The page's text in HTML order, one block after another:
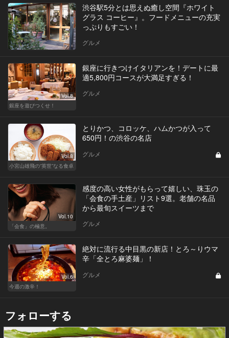
渋谷駅5分とは思えぬ癒し空間『ホワイト
グラス コーヒー』。フードメニューの充実
っぷりもすごい！
グルメ
Vol.8
銀座を遊びつくせ！
銀座に行きつけイタリアンを！デートに最
適5,800円コースが大満足すぎる！
グルメ
Vol.8
小宮山雄飛の“英世”なる食卓
とりかつ、コロッケ、ハムかつが入って
650円！の渋谷の名店
グルメ
Vol.10
「会食」の極意。
感度の高い女性がもらって嬉しい、珠玉の
「会食の手土産」リスト9選。老舗の名品
から最旬スイーツまで
グルメ
Vol.6
今週の激辛！
絶対に流行る中目黒の新店！とろ～りウマ
辛「全とろ麻婆麺」！
グルメ
フォローする